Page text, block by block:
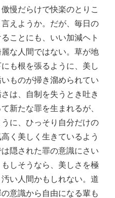
慢だらけで快楽のとりこ
えようか。だが、毎日の
ことにも、いい加減ヘト
な人間ではない。草が地
も根を張るように、美し
ものが掃き溜められてい
は、自制を失うとき吐き
新たな罪を生まれるが、
に、ひっそり自分だけの
く美しく生きているよう
隠された罪の意識にさい
しそうなら、美しさを極
い人間かもしれない。道
意識から自由になる輩も